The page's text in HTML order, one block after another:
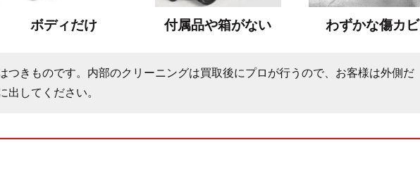
ボディだけ 付属品や箱がない わずかな傷カビ
つきものです。内部のクリーニングは買取後にプロが行うので、お客様は外側だ
出してください。